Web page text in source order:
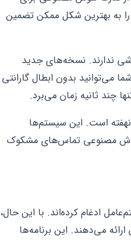
به بهترین شکل ممکن تضمین
ندارند. نسخه‌های جدید
می‌توانید بدون ابطال گارانتی
چند ثانیه زمان می‌برد.
نهفته است. این سیستم‌ها
هوش مصنوعی تماس‌های مشکوک
ادغام کرده‌اند. با این حال،
می‌دهند. این برنامه‌ها